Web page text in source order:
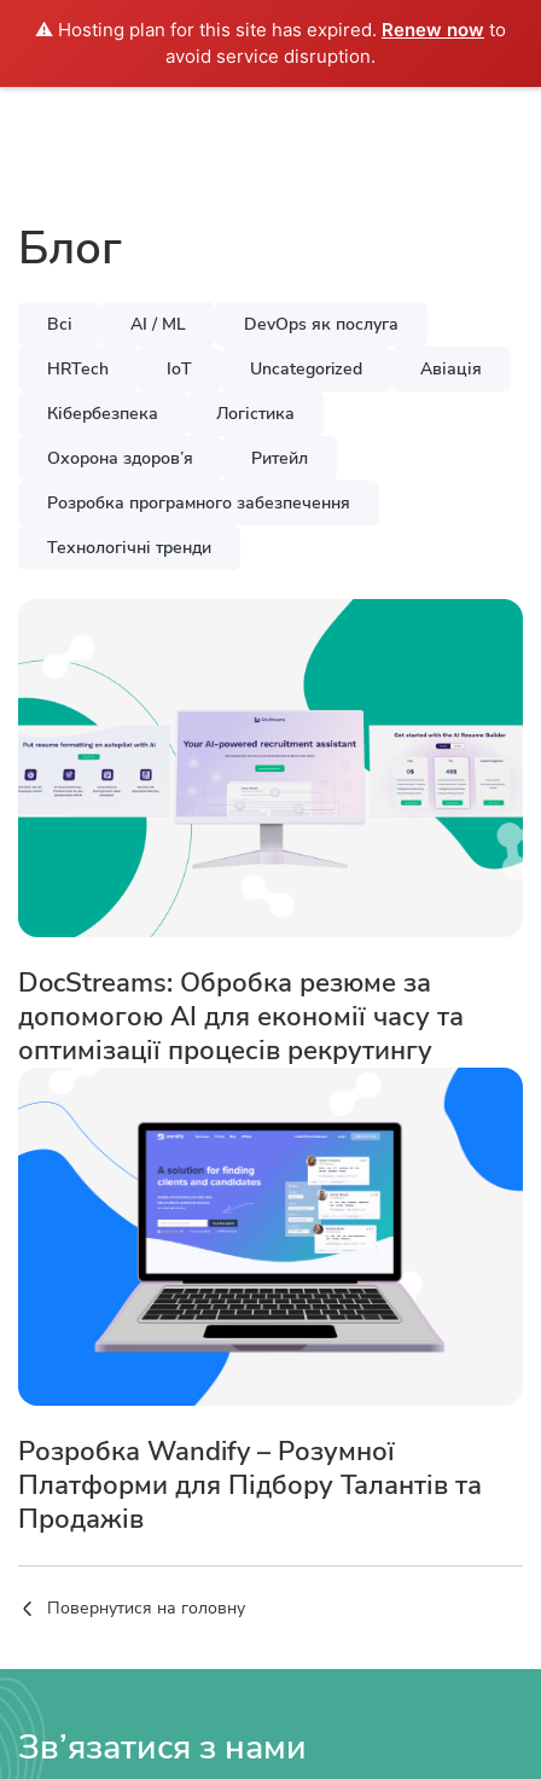
⚠️ Hosting plan for this site has expired. Renew now to
avoid service disruption.
Укр
Блог
Всі AI / ML
DevOps як послуга
HRTech
IoT Uncategorized
Авіація
Кібербезпека
Логістика
Охорона здоров’я
Ритейл
Розробка програмного забезпечення
Технологічні тренди
DocStreams: Обробка резюме за
допомогою AI для економії часу та
оптимізації процесів рекрутингу
Розробка Wandify – Розумної
Платформи для Підбору Талантів та
Продажів
Повернутися на головну
Зв’язатися з нами